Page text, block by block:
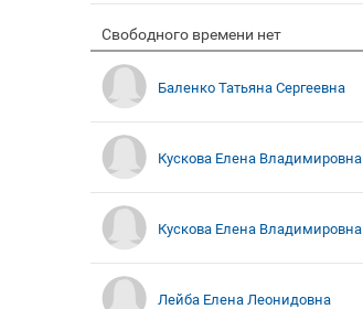
Свободного времени нет
Баленко Татьяна Сергеевна
Кускова Елена Владимировна
Кускова Елена Владимировна
Лейба Елена Леонидовна